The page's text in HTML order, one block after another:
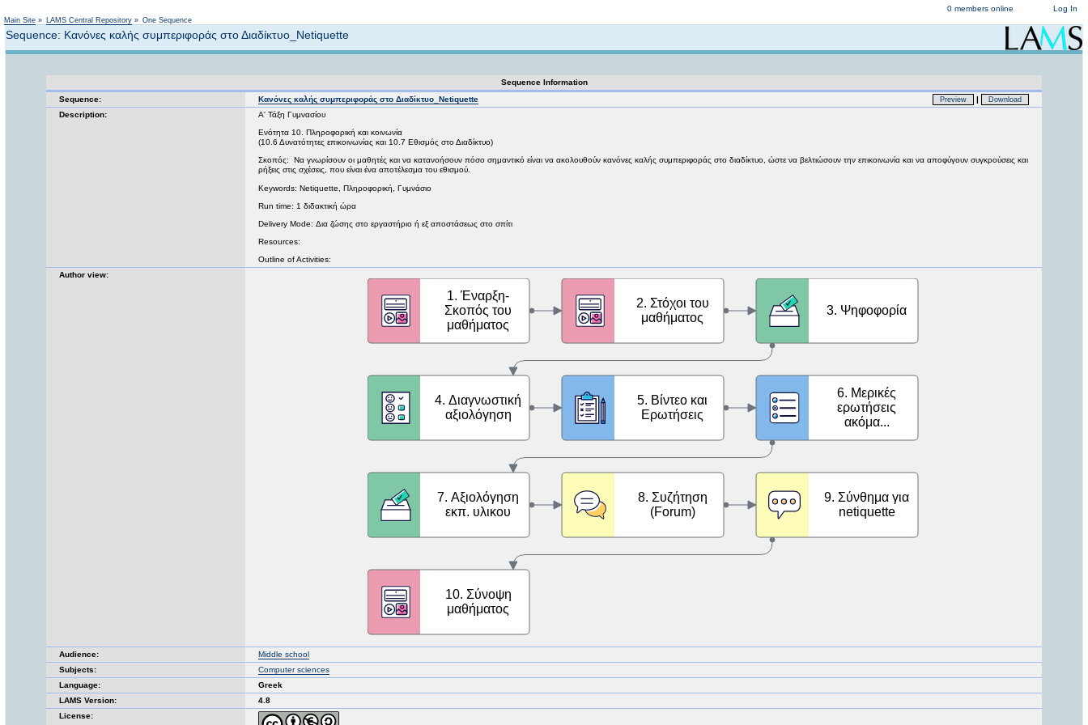
Log In
0 members online
Main Site » LAMS Central Repository » One Sequence
Sequence: Κανόνες καλής συμπεριφοράς στο Διαδίκτυο_Netiquette
Sequence Information
Sequence:
Κανόνες καλής συμπεριφοράς στο Διαδίκτυο_Netiquette Preview | Download
Description: Α' Τάξη Γυμνασίου
Ενότητα 10. Πληροφορική και κοινωνία
(10.6 Δυνατότητες επικοινωνίας και 10.7 Εθισμός στο Διαδίκτυο)
Σκοπός: Να γνωρίσουν οι μαθητές και να κατανοήσουν πόσο σημαντικό είναι να ακολουθούν κανόνες καλής συμπεριφοράς στο διαδίκτυο, ώστε να βελτιώσουν την επικοινωνία και να αποφύγουν συγκρούσεις και
ρήξεις στις σχέσεις, που είναι ένα αποτέλεσμα του εθισμού.
Keywords: Netiquette, Πληροφορική, Γυμνάσιο
Run time: 1 διδακτική ώρα
Delivery Mode: Δια ζώσης στο εργαστήριο ή εξ αποστάσεως στο σπίτι
Resources:
Outline of Activities:
Author view:
Audience:
Middle school
Subjects:
Computer sciences
Language:
Greek
LAMS Version:
4.8
License: